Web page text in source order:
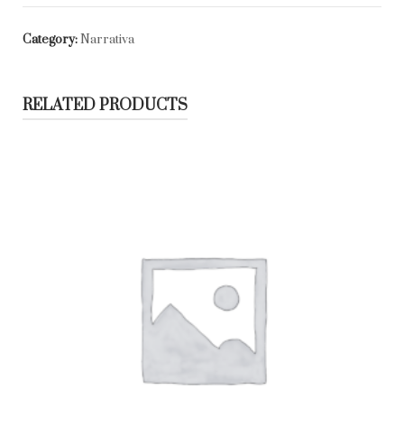
tus
hijos.
Pagá...
Category:Narrativa
RELATED PRODUCTS